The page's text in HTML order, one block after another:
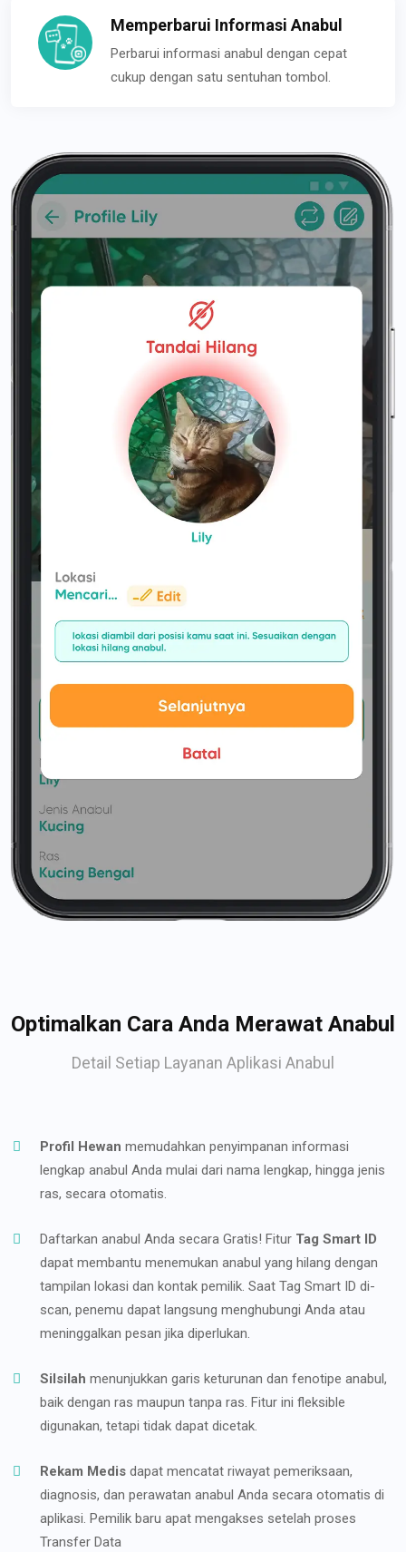
Memperbarui Informasi Anabul
Perbarui informasi anabul dengan cepat
cukup dengan satu sentuhan tombol.
Optimalkan Cara Anda Merawat Anabul
Detail Setiap Layanan Aplikasi Anabul
Profil Hewan memudahkan penyimpanan informasi
lengkap anabul Anda mulai dari nama lengkap, hingga jenis
ras, secara otomatis.
Daftarkan anabul Anda secara Gratis! Fitur Tag Smart ID
dapat membantu menemukan anabul yang hilang dengan
tampilan lokasi dan kontak pemilik. Saat Tag Smart ID di-
scan, penemu dapat langsung menghubungi Anda atau
meninggalkan pesan jika diperlukan.
Silsilah menunjukkan garis keturunan dan fenotipe anabul,
baik dengan ras maupun tanpa ras. Fitur ini fleksible
digunakan, tetapi tidak dapat dicetak.
Rekam Medis dapat mencatat riwayat pemeriksaan,
diagnosis, dan perawatan anabul Anda secara otomatis di
aplikasi. Pemilik baru apat mengakses setelah proses
Transfer Data